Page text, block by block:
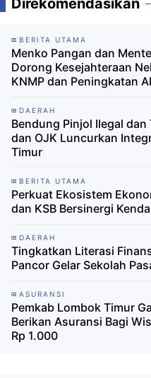
Direkomendasikan
BERITA UTAMA
Menko Pangan dan
Dorong Kesejahteraan
KNMP dan Peningkatan
DAERAH
Bendung Pinjol Ilegal
dan OJK Luncurkan
Timur
BERITA UTAMA
Perkuat Ekosistem
dan KSB Bersinergi
DAERAH
Tingkatkan Literasi
Pancor Gelar Sekolah
ASURANSI
Pemkab Lombok Timur
Berikan Asuransi Bagi
Rp 1.000